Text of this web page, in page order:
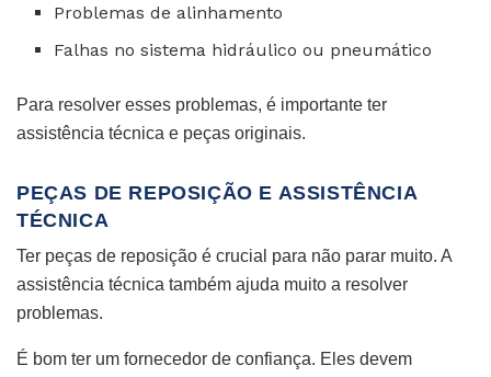
Problemas de alinhamento
Falhas no sistema hidráulico ou pneumático
Para resolver esses problemas, é importante ter
assistência técnica e peças originais.
PEÇAS DE REPOSIÇÃO E ASSISTÊNCIA
TÉCNICA
Ter peças de reposição é crucial para não parar muito. A
assistência técnica também ajuda muito a resolver
problemas.
É bom ter um fornecedor de confiança. Eles devem